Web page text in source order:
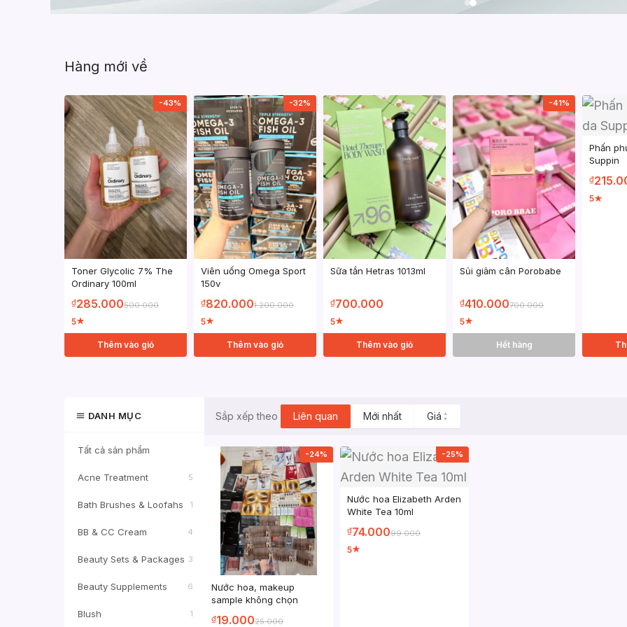
Hàng mới về
-43%
Toner Glycolic 7% The
Ordinary 100ml
₫285.000500.000
5★
Thêm vào giỏ
-32%
Viên uống Omega Sport
150v
₫820.0001.200.000
5★
Thêm vào giỏ
Sữa tắn Hetras 1013ml
₫700.000
5★
Thêm vào giỏ
-41%
Sủi giảm cân Porobabe
₫410.000700.000
5★
Hết hàng
Phấn
Suppin
₫
5★
DANH MỤC
Tất cả sản phẩm
Acne Treatment 5
Bath Brushes & Loofahs 1
BB & CC Cream 4
Beauty Sets & Packages 3
Beauty Supplements 6
Blush 1
Sắp xếp theo Liên quan Mới nhất Giá ▲
▼
-24%
Nước hoa, makeup
sample không chọn
₫19.00025.000
-25%
Nước hoa Elizabeth Arden
White Tea 10ml
₫74.00099.000
5★